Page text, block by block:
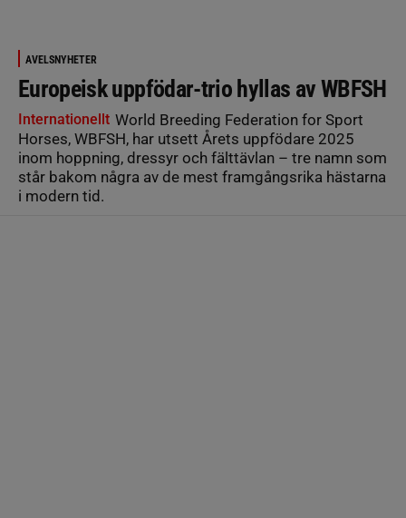
AVELSNYHETER
Europeisk uppfödar-trio hyllas av WBFSH
Internationellt World Breeding Federation for Sport
Horses, WBFSH, har utsett Årets uppfödare 2025
inom hoppning, dressyr och fälttävlan – tre namn som
står bakom några av de mest framgångsrika hästarna
i modern tid.